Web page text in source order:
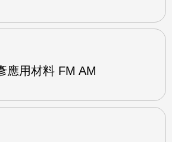
應用材料 FM AM